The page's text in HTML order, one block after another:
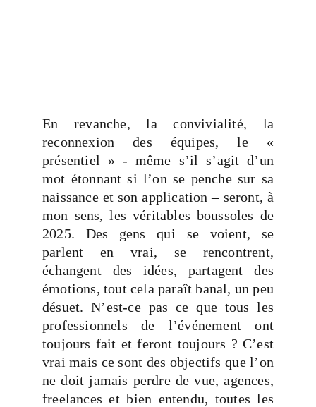
En revanche, la convivialité, la
reconnexion des équipes, le «
présentiel » - même s’il s’agit d’un
mot étonnant si l’on se penche sur sa
naissance et son application – seront, à
mon sens, les véritables boussoles de
2025. Des gens qui se voient, se
parlent en vrai, se rencontrent,
échangent des idées, partagent des
émotions, tout cela paraît banal, un peu
désuet. N’est-ce pas ce que tous les
professionnels de l’événement ont
toujours fait et feront toujours ? C’est
vrai mais ce sont des objectifs que l’on
ne doit jamais perdre de vue, agences,
freelances et bien entendu, toutes les